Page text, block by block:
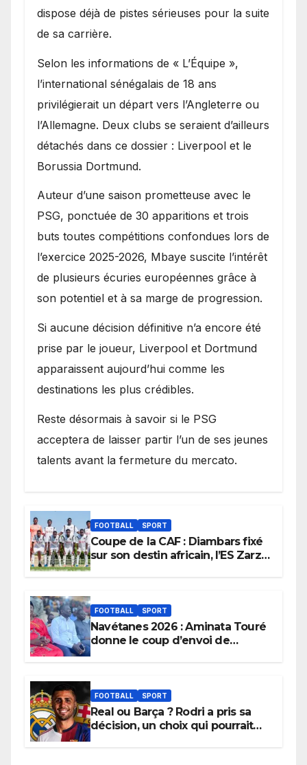
dispose déjà de pistes sérieuses pour la suite
de sa carrière.
Selon les informations de « L’Équipe »,
l’international sénégalais de 18 ans
privilégierait un départ vers l’Angleterre ou
l’Allemagne. Deux clubs se seraient d’ailleurs
détachés dans ce dossier : Liverpool et le
Borussia Dortmund.
Auteur d’une saison prometteuse avec le
PSG, ponctuée de 30 apparitions et trois
buts toutes compétitions confondues lors de
l’exercice 2025-2026, Mbaye suscite l’intérêt
de plusieurs écuries européennes grâce à
son potentiel et à sa marge de progression.
Si aucune décision définitive n’a encore été
prise par le joueur, Liverpool et Dortmund
apparaissent aujourd’hui comme les
destinations les plus crédibles.
Reste désormais à savoir si le PSG
acceptera de laisser partir l’un de ses jeunes
talents avant la fermeture du mercato.
FOOTBALL SPORT
Coupe de la CAF : Diambars fixé
sur son destin africain, l’ES Zarzis
FOOTBALL SPORT
Navétanes 2026 : Aminata Touré
donne le coup d’envoi de
apaisées.
FOOTBALL SPORT
Real ou Barça ? Rodri a pris sa
décision, un choix qui pourrait